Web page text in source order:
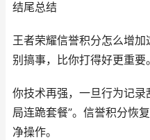
结尾总结
王者荣耀信誉积分怎么增加
别搞事，比你打得好更重要。
你技术再强，一旦行为记
局连跪套餐”。信誉积分恢
净操作。